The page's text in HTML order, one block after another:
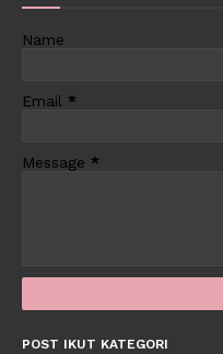
Name
Email *
Message *
POST IKUT KATEGORI